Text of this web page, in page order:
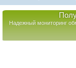
Надежный мониторинг